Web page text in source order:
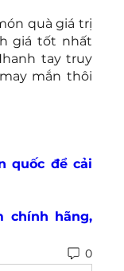
quà giá trị
giá tốt nhất
tay truy
mắn thôi
quốc để cải
chính hãng,
0